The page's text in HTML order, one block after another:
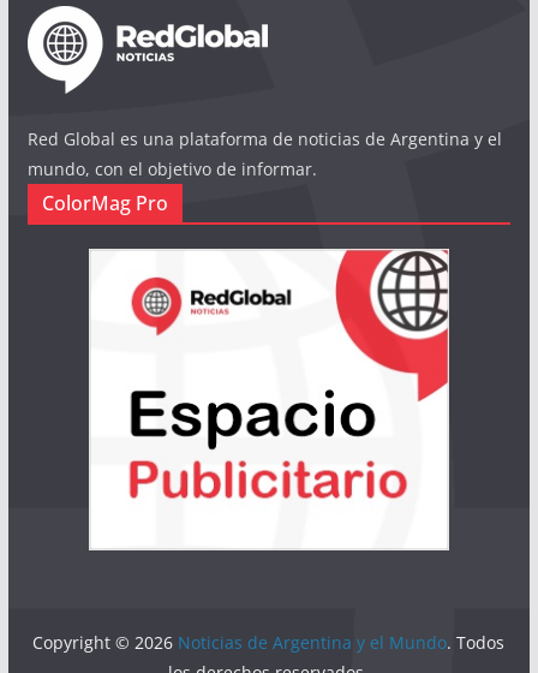
Red Global es una plataforma de noticias de Argentina y el
mundo, con el objetivo de informar.
ColorMag Pro
Copyright © 2026 Noticias de Argentina y el Mundo. Todos